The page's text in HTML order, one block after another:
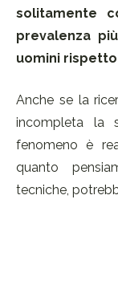
solitamente
prevalenza
uomini
Anche se la
incompleta la
fenomeno è
quanto
tecniche,